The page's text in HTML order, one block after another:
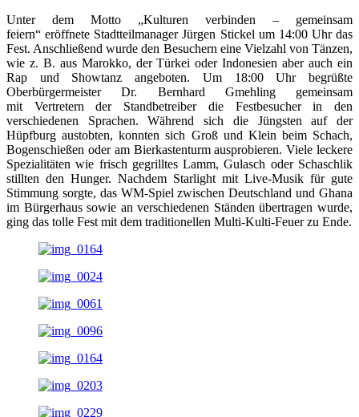
Unter dem Motto „Kulturen verbinden – gemeinsam
feiern“ eröffnete Stadtteilmanager Jürgen Stickel um 14:00 Uhr das
Fest. Anschließend wurde den Besuchern eine Vielzahl von Tänzen,
wie z. B. aus Marokko, der Türkei oder Indonesien aber auch ein
Rap und Showtanz angeboten. Um 18:00 Uhr begrüßte
Oberbürgermeister Dr. Bernhard Gmehling gemeinsam
mit Vertretern der Standbetreiber die Festbesucher in den
verschiedenen Sprachen. Während sich die Jüngsten auf der
Hüpfburg austobten, konnten sich Groß und Klein beim Schach,
Bogenschießen oder am Bierkastenturm ausprobieren. Viele leckere
Spezialitäten wie frisch gegrilltes Lamm, Gulasch oder Schaschlik
stillten den Hunger. Nachdem Starlight mit Live-Musik für gute
Stimmung sorgte, das WM-Spiel zwischen Deutschland und Ghana
im Bürgerhaus sowie an verschiedenen Ständen übertragen wurde,
ging das tolle Fest mit dem traditionellen Multi-Kulti-Feuer zu Ende.